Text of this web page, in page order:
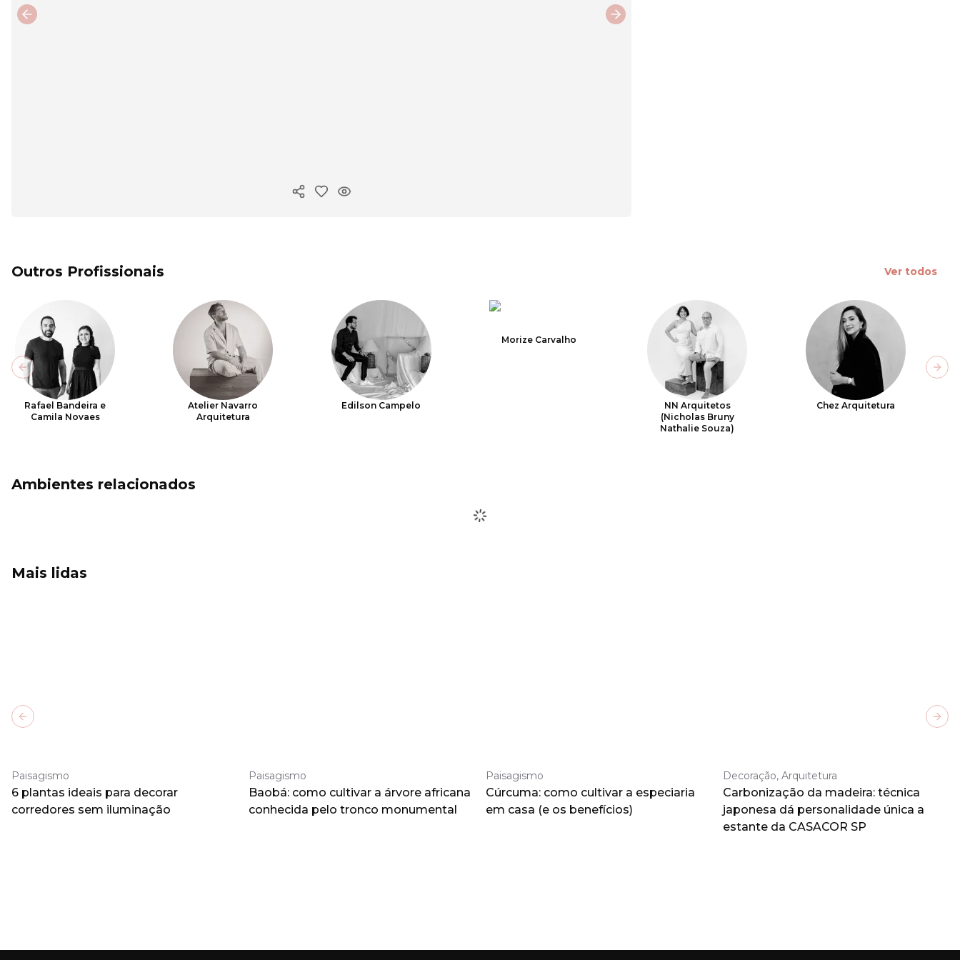
Copiar link
Previous slide Next slide
Outros Profissionais Ver todos
Rafael Bandeira e
Camila Novaes
Atelier Navarro
Arquitetura
Edilson Campelo
Morize Carvalho
NN Arquitetos
(Nicholas Bruny
Nathalie Souza)
Chez Arquitetura
Previous slide
Ambientes relacionados
Mais lidas
Paisagismo
6 plantas ideais para decorar
corredores sem iluminação
Paisagismo
Baobá: como cultivar a árvore africana
conhecida pelo tronco monumental
Paisagismo
Cúrcuma: como cultivar a especiaria
em casa (e os benefícios)
Decoração, Arquitetura
Carbonização da madeira: técnica
japonesa dá personalidade única a
estante da CASACOR SP
Previous slide